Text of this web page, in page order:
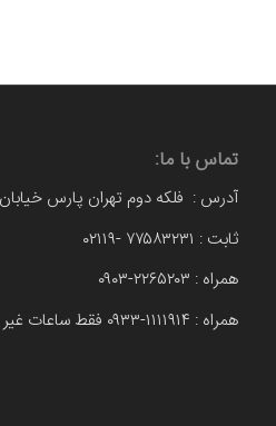
تماس با ما:
آدرس : فلکه دوم تهران پارس خیابان
ثابت : ۷۷۵۸۳۲۳۱ -۰۲۱۱۹
همراه : ۲۲۶۵۲۰۳-۰۹۰۳
همراه : ۱۱۱۱۹۱۴-۰۹۳۳ فقط ساعات غیر اداری